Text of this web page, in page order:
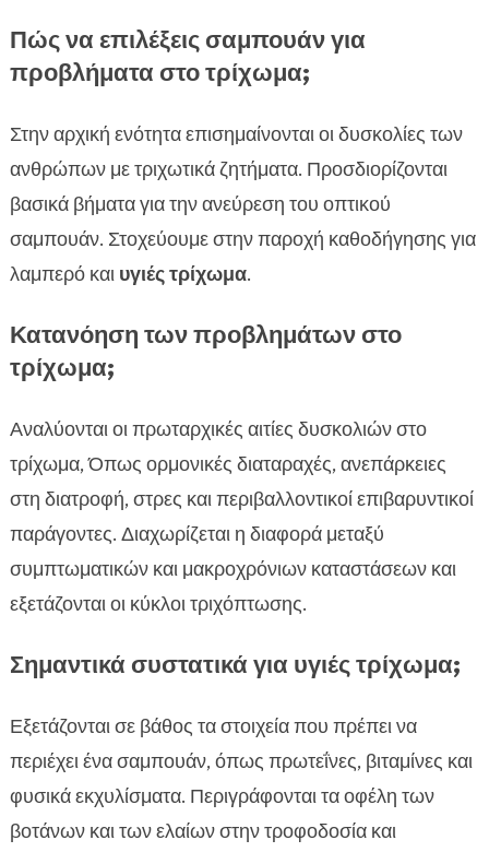
Πώς να επιλέξεις σαμπουάν για
προβλήματα στο τρίχωμα;
Στην αρχική ενότητα επισημαίνονται οι δυσκολίες των
ανθρώπων με τριχωτικά ζητήματα. Προσδιορίζονται
βασικά βήματα για την ανεύρεση του οπτικού
σαμπουάν. Στοχεύουμε στην παροχή καθοδήγησης για
λαμπερό και υγιές τρίχωμα.
Κατανόηση των προβλημάτων στο
τρίχωμα;
Αναλύονται οι πρωταρχικές αιτίες δυσκολιών στο
τρίχωμα, Όπως ορμονικές διαταραχές, ανεπάρκειες
στη διατροφή, στρες και περιβαλλοντικοί επιβαρυντικοί
παράγοντες. Διαχωρίζεται η διαφορά μεταξύ
συμπτωματικών και μακροχρόνιων καταστάσεων και
εξετάζονται οι κύκλοι τριχόπτωσης.
Σημαντικά συστατικά για υγιές τρίχωμα;
Εξετάζονται σε βάθος τα στοιχεία που πρέπει να
περιέχει ένα σαμπουάν, όπως πρωτεΐνες, βιταμίνες και
φυσικά εκχυλίσματα. Περιγράφονται τα οφέλη των
βοτάνων και των ελαίων στην τροφοδοσία και